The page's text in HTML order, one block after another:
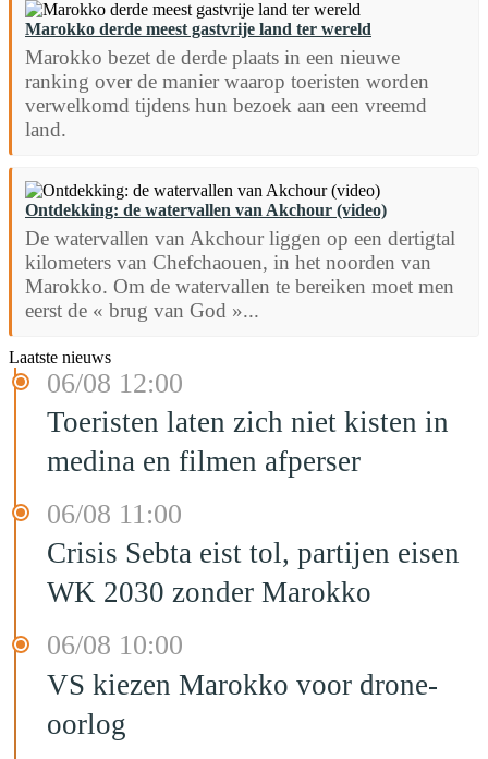
Marokko derde meest gastvrije land ter wereld
Marokko bezet de derde plaats in een nieuwe
ranking over de manier waarop toeristen worden
verwelkomd tijdens hun bezoek aan een vreemd
land.
Ontdekking: de watervallen van Akchour (video)
De watervallen van Akchour liggen op een dertigtal
kilometers van Chefchaouen, in het noorden van
Marokko. Om de watervallen te bereiken moet men
eerst de « brug van God »...
Laatste nieuws
06/08 12:00
Toeristen laten zich niet kisten in
medina en filmen afperser
06/08 11:00
Crisis Sebta eist tol, partijen eisen
WK 2030 zonder Marokko
06/08 10:00
VS kiezen Marokko voor drone-
oorlog